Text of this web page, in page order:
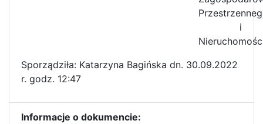
i
Sporządziła: Katarzyna Bagińska dn. 30.09.2022
r. godz. 12:47
Informacje o dokumencie: